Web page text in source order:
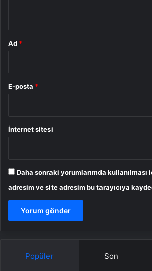
Ad *
E-posta *
İnternet sitesi
Daha sonraki yorumlarımda kullanılması
adresim ve site adresim bu tarayıcıya
Popüler Son